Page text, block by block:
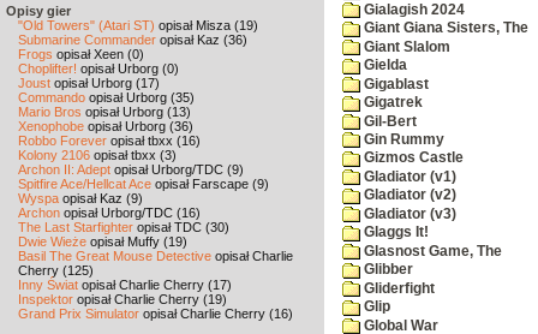
Opisy gier
"Old Towers" (Atari ST) opisał Misza (19)
Submarine Commander opisał Kaz (36)
Frogs opisał Xeen (0)
Choplifter! opisał Urborg (0)
Joust opisał Urborg (17)
Commando opisał Urborg (35)
Mario Bros opisał Urborg (13)
Xenophobe opisał Urborg (36)
Robbo Forever opisał tbxx (16)
Kolony 2106 opisał tbxx (3)
Archon II: Adept opisał Urborg/TDC (9)
Spitfire Ace/Hellcat Ace opisał Farscape (9)
Wyspa opisał Kaz (9)
Archon opisał Urborg/TDC (16)
The Last Starfighter opisał TDC (30)
Dwie Wieże opisał Muffy (19)
Basil The Great Mouse Detective opisał Charlie
Cherry (125)
Inny Świat opisał Charlie Cherry (17)
Inspektor opisał Charlie Cherry (19)
Grand Prix Simulator opisał Charlie Cherry (16)
Gialagish 2024
Giant Giana Sisters, The
Giant Slalom
Gielda
Gigablast
Gigatrek
Gil-Bert
Gin Rummy
Gizmos Castle
Gladiator (v1)
Gladiator (v2)
Gladiator (v3)
Glaggs It!
Glasnost Game, The
Glibber
Gliderfight
Glip
Global War